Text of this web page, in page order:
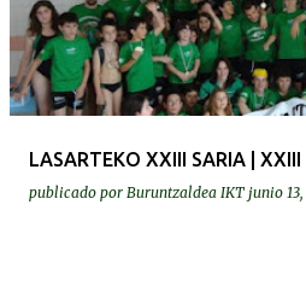
LASARTEKO XXIII SARIA |
publicado por Buruntzaldea IKT junio